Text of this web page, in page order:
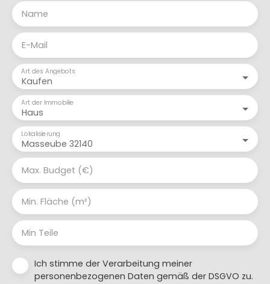
Name
E-Mail
Kaufen
Art des Angebots
Haus
Art der Immobilie
Masseube 32140
Lokalisierung
Max. Budget (€)
Min. Fläche (m²)
Min Teile
Ich stimme der Verarbeitung meiner
personenbezogenen Daten gemäß der DSGVO zu.